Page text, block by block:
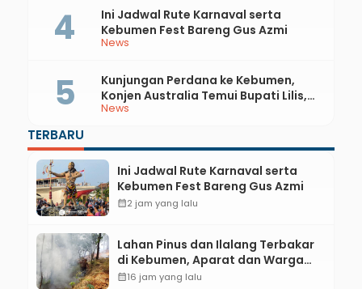
News
Ini Jadwal Rute Karnaval serta
Kebumen Fest Bareng Gus Azmi
News
Kunjungan Perdana ke Kebumen,
Konjen Australia Temui Bupati Lilis,
Ini yang Dibahas
TERBARU
Ini Jadwal Rute Karnaval serta
Kebumen Fest Bareng Gus Azmi
calendar_month2 jam yang lalu
Lahan Pinus dan Ilalang Terbakar
di Kebumen, Aparat dan Warga
Padamkan Api Secara Manual
calendar_month16 jam yang lalu